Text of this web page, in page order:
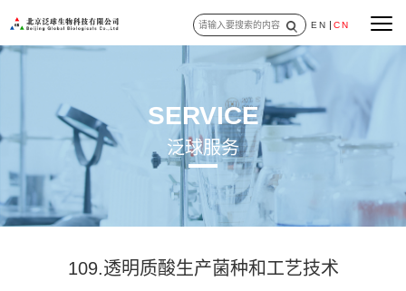
EN CN
SERVICE
泛球服务
109.透明质酸生产菌种和工艺技术